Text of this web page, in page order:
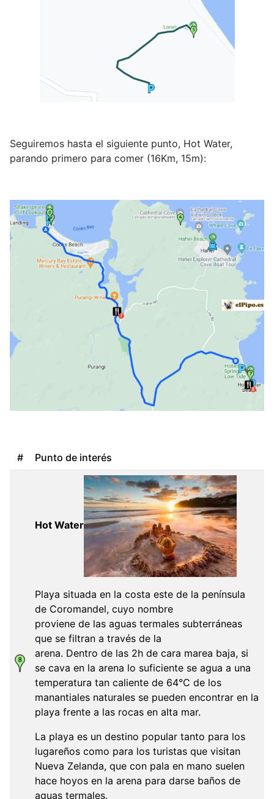
Seguiremos hasta el siguiente punto, Hot Water,
parando primero para comer (16Km, 15m):
# Punto de interés
Hot Water
Playa situada en la costa este de la península
de Coromandel, cuyo nombre
proviene de las aguas termales subterráneas
que se filtran a través de la
arena. Dentro de las 2h de cara marea baja, si
se cava en la arena lo suficiente se agua a una
temperatura tan caliente de 64°C de los
manantiales naturales se pueden encontrar en la
playa frente a las rocas en alta mar.
La playa es un destino popular tanto para los
lugareños como para los turistas que visitan
Nueva Zelanda, que con pala en mano suelen
hace hoyos en la arena para darse baños de
aguas termales.